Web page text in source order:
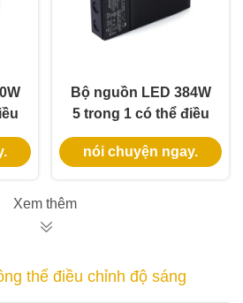
Bộ nguồn LED 384W
5 trong 1 có thể điều
chỉnh độ sáng, xếp
hạng IP65 cho đèn
nói chuyện ngay.
Xem thêm
thể điều chỉnh độ sáng